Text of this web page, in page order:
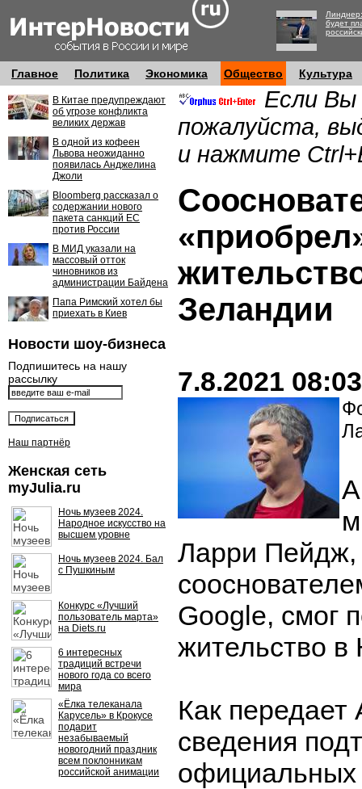
будет
Главное Политика Экономика Общество Культура
В Китае предупреждают
об угрозе конфликта
великих держав
В одной из кофеен
Львова неожиданно
появилась Анджелина
Джоли
Bloomberg рассказал о
содержании нового
пакета санкций ЕС
против России
В МИД указали на
массовый отток
чиновников из
администрации Байдена
Папа Римский хотел бы
приехать в Киев
Новости шоу-бизнеса
Подпишитесь на нашу
рассылку
Наш партнёр
Женская сеть
myJulia.ru
Ночь музеев 2024.
Народное искусство на
высшем уровне
Ночь музеев 2024. Бал
с Пушкиным
Конкурс «Лучший
пользователь марта»
на Diets.ru
6 интересных
традиций встречи
нового года со всего
мира
«Ёлка телеканала
Карусель» в Крокусе
подарит
незабываемый
новогодний праздник
всем поклонникам
российской анимации
Если Вы
пожалуйста,
и нажмите
Зеландии
7.8.2021 08:03
Ларри
Google, смог
жительство
Как передает
сведения
официальных